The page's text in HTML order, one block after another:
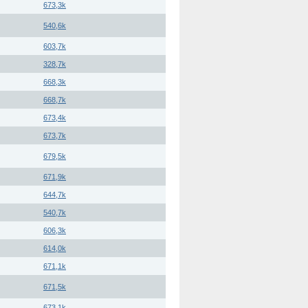
673,3k
540,6k
603,7k
328,7k
668,3k
668,7k
673,4k
673,7k
679,5k
671,9k
644,7k
540,7k
606,3k
614,0k
671,1k
671,5k